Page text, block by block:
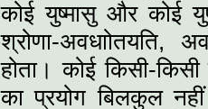
कोई युष्मासु और कोई
श्रोणा-अवधाोतयति,
होता। कोई किसी-किसी
का प्रयोग बिलकुल